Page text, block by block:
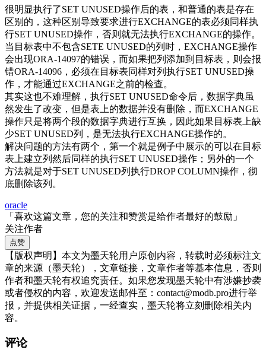
很明显执行了SET UNUSED操作后的表，和普通的表是存在
区别的，这种区别导致要求进行EXCHANGE的表必须同样执
行SET UNUSED操作，否则就无法执行EXCHANGE的操作。
当目标表中不包含SETE UNUSED的列时，EXCHANGE操作
会出现ORA-14097的错误，而如果把列添加到目标表，则会报
错ORA-14096，必须在目标表同样对列执行SET UNUSED操
作，才能通过EXCHANGE之前的检查。
其实这也不难理解，执行SET UNUSED命令后，数据字典虽
然发生了改变，但是表上的数据并没有删除，而EXCHANGE
操作只是将两个段的数据字典进行互换，因此如果目标表上缺
少SET UNUSED列，是无法执行EXCHANGE操作的。
解决问题的方法有两个，第一个就是例子中展示的可以在目标
表上建立列然后同样的执行SET UNUSED操作；另外的一个
方法就是对于SET UNUSED列执行DROP COLUMN操作，彻
底删除该列。
oracle
「喜欢这篇文章，您的关注和赞赏是给作者最好的鼓励」
关注作者
点赞
【版权声明】本文为墨天轮用户原创内容，转载时必须标注文
章的来源（墨天轮），文章链接，文章作者等基本信息，否则
作者和墨天轮有权追究责任。如果您发现墨天轮中有涉嫌抄袭
或者侵权的内容，欢迎发送邮件至：contact@modb.pro进行举
报，并提供相关证据，一经查实，墨天轮将立刻删除相关内
容。
评论